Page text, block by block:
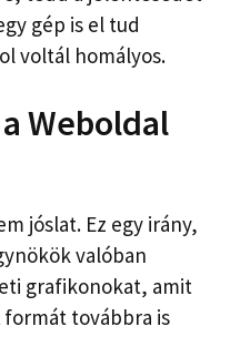
gép is el tud
voltál homályos.
Weboldal
jóslat. Ez egy irány,
valóban
grafikonokat, amit
formát továbbra is